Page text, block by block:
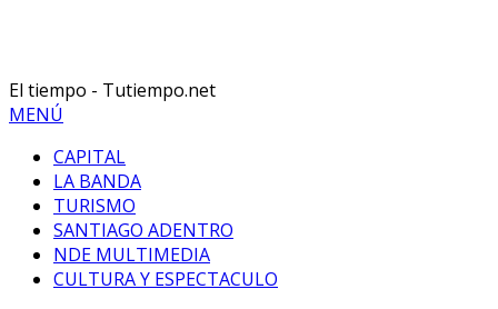
El tiempo - Tutiempo.net
MENÚ
CAPITAL
LA BANDA
TURISMO
SANTIAGO ADENTRO
NDE MULTIMEDIA
CULTURA Y ESPECTACULO